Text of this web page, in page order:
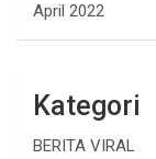
April 2022
Kategori
BERITA VIRAL